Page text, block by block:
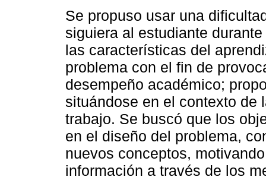
Se propuso usar una
siguiera al estudiante
las características del
problema con el fin de
desempeño académico;
situándose en el contexto de
trabajo. Se buscó que los
en el diseño del problema,
nuevos conceptos,
información a través de los